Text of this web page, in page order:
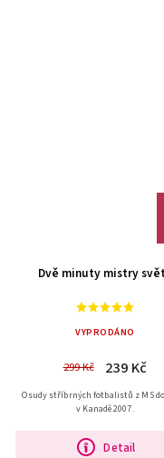
Dvě minuty mistry
VYPRODÁNO
299 Kč 239 Kč
Detail
Osudy stříbrných fotbalistů z MS
v Kanadě 2007.